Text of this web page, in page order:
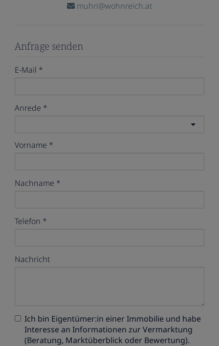
muhri@wohnreich.at
Anfrage senden
E-Mail
Anrede
Vorname
Nachname
Telefon
Nachricht
Ich bin Eigentümer:in einer Immobilie und habe
Interesse an Informationen zur Vermarktung
(Beratung, Marktüberblick oder Bewertung).